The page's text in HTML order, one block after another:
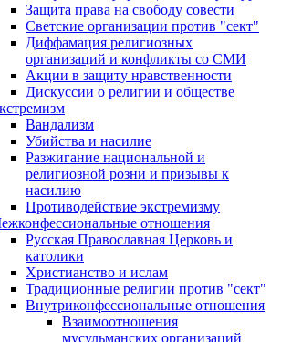
Защита права на свободу совести
Светские организации против "сект"
Диффамация религиозных
организаций и конфликты со СМИ
Акции в защиту нравственности
Дискуссии о религии и обществе
Вандализм
Убийства и насилие
Разжигание национальной и
религиозной розни и призывы к
насилию
Противодействие экстремизму
отношения
Русская Православная Церковь и
католики
Христианство и ислам
Традиционные религии против "сект"
Внутриконфессиональные отношения
Взаимоотношения
мусульманских организаций